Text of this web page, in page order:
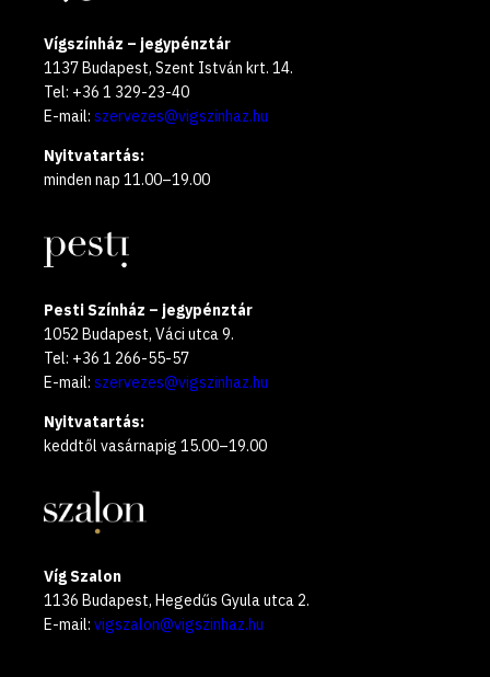
Vígszínház – jegypénztár
1137 Budapest, Szent István krt. 14.
Tel: +36 1 329-23-40
E-mail: szervezes@vigszinhaz.hu
Nyitvatartás:
minden nap 11.00–19.00
Pesti Színház – jegypénztár
1052 Budapest, Váci utca 9.
Tel: +36 1 266-55-57
E-mail: szervezes@vigszinhaz.hu
Nyitvatartás:
keddtől vasárnapig 15.00–19.00
Víg Szalon
1136 Budapest, Hegedűs Gyula utca 2.
E-mail: vigszalon@vigszinhaz.hu